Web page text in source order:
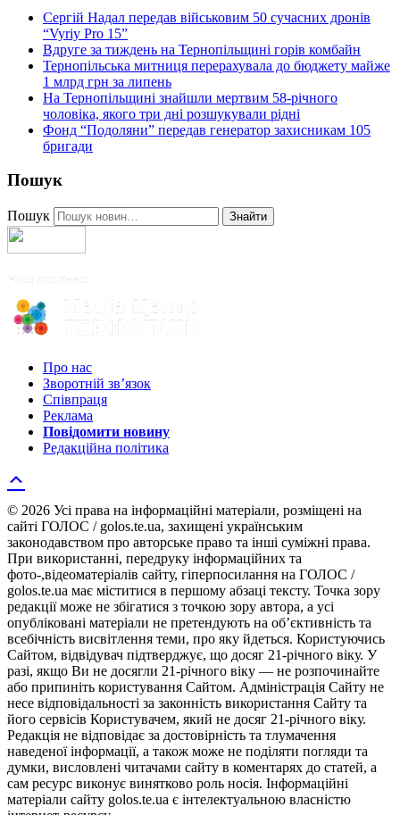
Сергій Надал передав військовим 50 сучасних дронів
“Vyriy Pro 15”
Вдруге за тиждень на Тернопільщині горів комбайн
Тернопільська митниця перерахувала до бюджету майже
1 млрд грн за липень
На Тернопільщині знайшли мертвим 58-річного
чоловіка, якого три дні розшукували рідні
Фонд “Подоляни” передав генератор захисникам 105
бригади
Пошук
Пошук Знайти
Про нас
Зворотній зв’язок
Співпраця
Реклама
Повідомити новину
Редакційна політика
© 2026 Усі права на інформаційні матеріали, розміщені на
сайті ГОЛОС / golos.te.ua, захищені українським
законодавством про авторське право та інші суміжні права.
При використанні, передруку інформаційних та
фото-,відеоматеріалів сайту, гіперпосилання на ГОЛОС /
golos.te.ua має міститися в першому абзаці тексту. Точка зору
редакції може не збігатися з точкою зору автора, а усі
опубліковані матеріали не претендують на об’єктивність та
всебічність висвітлення теми, про яку йдеться. Користуючись
Сайтом, відвідувач підтверджує, що досяг 21-річного віку. У
разі, якщо Ви не досягли 21-річного віку — не розпочинайте
або припиніть користування Сайтом. Адміністрація Сайту не
несе відповідальності за законність використання Сайту та
його сервісів Користувачем, який не досяг 21-річного віку.
Редакція не відповідає за достовірність та тлумачення
наведеної інформації, а також може не поділяти погляди та
думки, висловлені читачами сайту в коментарях до статей, а
сам ресурс виконує винятково роль носія. Інформаційні
матеріали сайту golos.te.ua є інтелектуальною власністю